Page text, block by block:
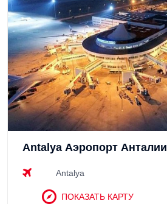
Antalya Аэропорт Анталии
Antalya
ПОКАЗАТЬ КАРТУ